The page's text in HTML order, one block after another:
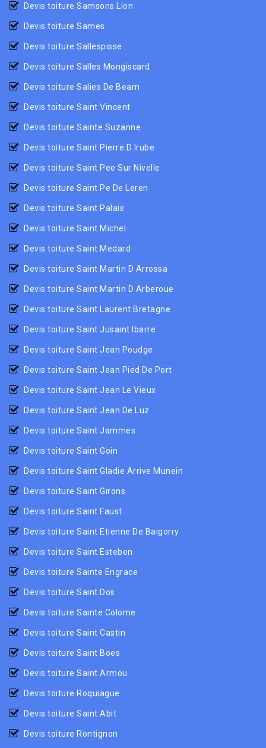
Devis toiture Samsons Lion
Devis toiture Sames
Devis toiture Sallespisse
Devis toiture Salles Mongiscard
Devis toiture Salies De Bearn
Devis toiture Saint Vincent
Devis toiture Sainte Suzanne
Devis toiture Saint Pierre D Irube
Devis toiture Saint Pee Sur Nivelle
Devis toiture Saint Pe De Leren
Devis toiture Saint Palais
Devis toiture Saint Michel
Devis toiture Saint Medard
Devis toiture Saint Martin D Arrossa
Devis toiture Saint Martin D Arberoue
Devis toiture Saint Laurent Bretagne
Devis toiture Saint Jusaint Ibarre
Devis toiture Saint Jean Poudge
Devis toiture Saint Jean Pied De Port
Devis toiture Saint Jean Le Vieux
Devis toiture Saint Jean De Luz
Devis toiture Saint Jammes
Devis toiture Saint Goin
Devis toiture Saint Gladie Arrive Munein
Devis toiture Saint Girons
Devis toiture Saint Faust
Devis toiture Saint Etienne De Baigorry
Devis toiture Saint Esteben
Devis toiture Sainte Engrace
Devis toiture Saint Dos
Devis toiture Sainte Colome
Devis toiture Saint Castin
Devis toiture Saint Boes
Devis toiture Saint Armou
Devis toiture Roquiague
Devis toiture Saint Abit
Devis toiture Rontignon